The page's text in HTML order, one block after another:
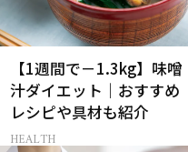
【1週間で－1.3kg】味噌
汁ダイエット｜おすすめ
レシピや具材も紹介
HEALTH